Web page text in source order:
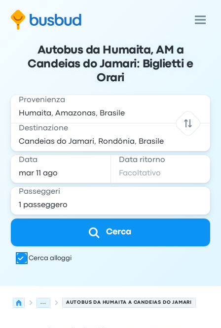
Autobus da Humaita, AM a
Candeias do Jamari: Biglietti e
Orari
Provenienza
Destinazione
Data Data ritorno
Passeggeri
Cerca
Cerca alloggi
... AUTOBUS DA HUMAITA A CANDEIAS DO JAMARI